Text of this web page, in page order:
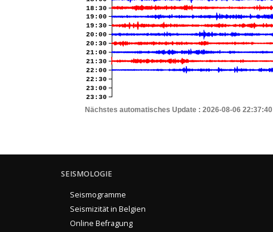
18:30
19:00
19:30
20:00
20:30
21:00
21:30
22:00
22:30
23:00
23:30
Nächstes automatisches Update : 2026-08-06 22:37:40
SEISMOLOGIE
Seismogramme
Seismizität in Belgien
Online Befragung